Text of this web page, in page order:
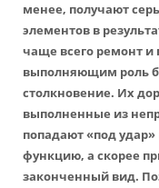
менее, получают
элементов в
чаще всего ремонт и
выполняющим роль
столкновение. Их
выполненные из
попадают «под
функцию, а скорее
законченный вид.